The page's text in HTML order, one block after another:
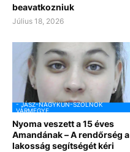
beavatkozniuk
Július 18, 2026
- JÁSZ-NAGYKUN-SZOLNOK
VÁRMEGYE
Nyoma veszett a 15 éves
Amandának – A rendőrség a
lakosság segítségét kéri